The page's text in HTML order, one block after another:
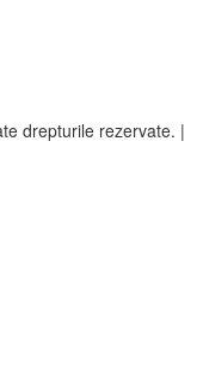
drepturile rezervate. |